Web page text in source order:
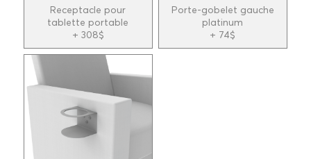
Receptacle pour
tablette portable
+ 308$
Porte-gobelet gauche
platinum
+ 74$